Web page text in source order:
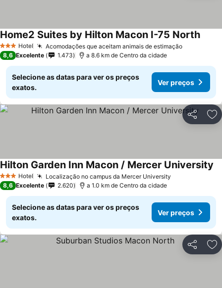
3 EstrelasHotel Acomodações que aceitam animais de estimação
Home2 Suites by Hilton Macon I-75 North
8,6 Excelente 1.473 a 8.6 km de Centro da cidade
Selecione as datas para ver os preços
exatos.
Ver preços
Partilhar
3 EstrelasHotel Localização no campus da Mercer University
Hilton Garden Inn Macon / Mercer University
8,6 Excelente 2.620 a 1.0 km de Centro da cidade
Selecione as datas para ver os preços
exatos.
Ver preços
Partilhar